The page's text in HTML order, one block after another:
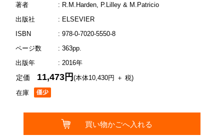
著者
: R.M.Harden, P.Lilley & M.Patricio
出版社
: ELSEVIER
ISBN
: 978-0-7020-5550-8
ページ数
: 363pp.
出版年
: 2016年
在庫
定価 11,473円(本体10,430円 ＋ 税)